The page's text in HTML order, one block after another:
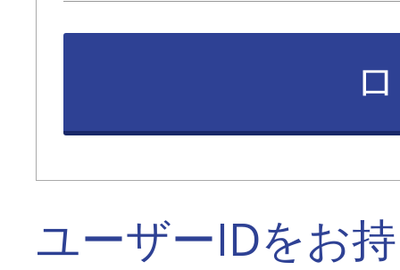
ユーザーIDをお